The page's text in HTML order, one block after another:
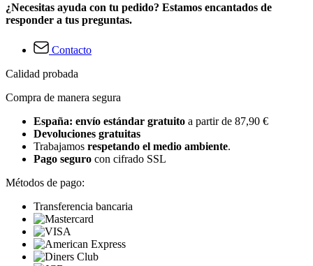
¿Necesitas ayuda con tu pedido? Estamos encantados de
responder a tus preguntas.
Contacto
Calidad probada
Compra de manera segura
España: envío estándar gratuito a partir de 87,90 €
Devoluciones gratuitas
Trabajamos respetando el medio ambiente.
Pago seguro con cifrado SSL
Métodos de pago:
Transferencia bancaria